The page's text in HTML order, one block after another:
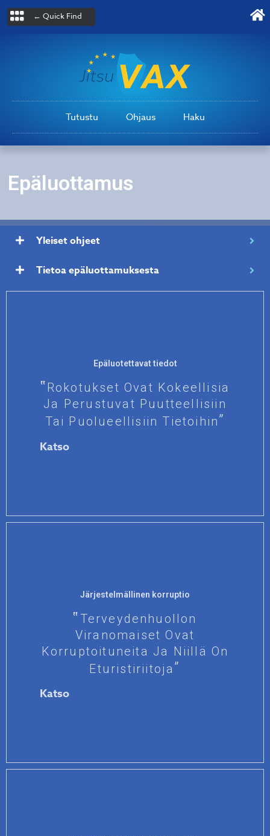
← Quick Find
Tutustu Ohjaus Haku
Epäluottamus
Yleiset ohjeet
Tietoa epäluottamuksesta
Epäluotettavat tiedot
Rokotukset Ovat Kokeellisia
Ja Perustuvat Puutteellisiin
Tai Puolueellisiin Tietoihin
Katso
Järjestelmällinen korruptio
Terveydenhuollon
Viranomaiset Ovat
Korruptoituneita Ja Niillä On
Eturistiriitoja
Katso